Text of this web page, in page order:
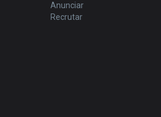
Anunciar
Recrutar